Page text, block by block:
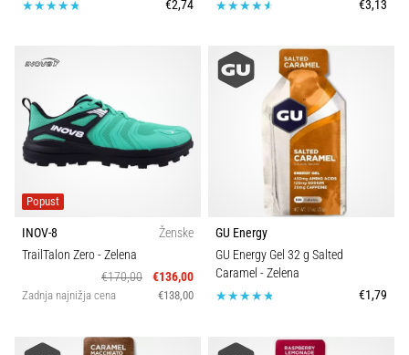
€2,74 €3,13
Popust
INOV-8
Ženske
TrailTalon Zero- Zelena
€170,00
€136,00
Zadnja najnižja cena €138,00
GU Energy
GU Energy Gel 32 g Salted
Caramel - Zelena
€1,79